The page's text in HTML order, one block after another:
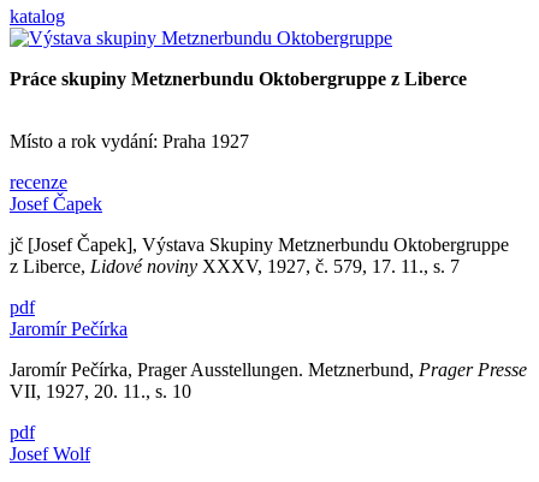
katalog
Práce skupiny Metznerbundu Oktobergruppe z Liberce
Místo a rok vydání: Praha 1927
recenze
Josef Čapek
jč [Josef Čapek], Výstava Skupiny Metznerbundu Oktobergruppe
z Liberce, Lidové noviny XXXV, 1927, č. 579, 17. 11., s. 7
pdf
Jaromír Pečírka
Jaromír Pečírka, Prager Ausstellungen. Metznerbund, Prager Presse
VII, 1927, 20. 11., s. 10
pdf
Josef Wolf